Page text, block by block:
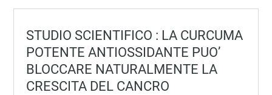
STUDIO SCIENTIFICO : LA CURCUMA
POTENTE ANTIOSSIDANTE PUO’
BLOCCARE NATURALMENTE LA
CRESCITA DEL CANCRO